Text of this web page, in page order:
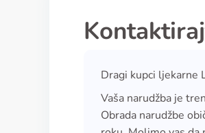
Dragi kupci ljekarne
Vaša narudžba je
Obrada narudžbe